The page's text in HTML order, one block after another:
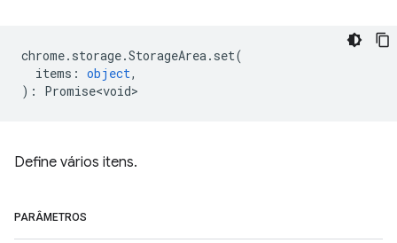
chrome. storage.StorageArea. set(
items : object,
) : Promise<void>
Define vários itens.
PARÂMETROS